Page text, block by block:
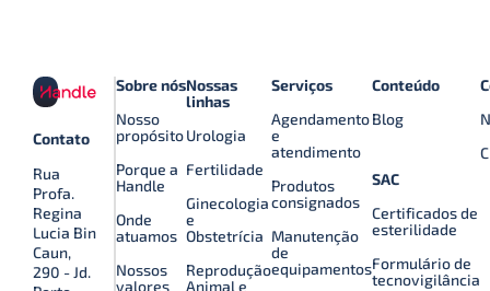
Contato
Rua
Profa.
Regina
Lucia Bin
Caun,
290 - Jd.
Sobre nós
Nosso
propósito
Porque a
Handle
Onde
atuamos
Nossos
valores
Nossas
linhas
Urologia
Fertilidade
Ginecologia
e
Obstetrícia
Reprodução
Animal e
Serviços
Agendamento
e
atendimento
Produtos
consignados
Manutenção
de
equipamentos
Conteúdo
Blog
SAC
Certificados de
esterilidade
Formulário de
tecnovigilância